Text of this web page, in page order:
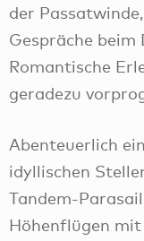
der
Gespräche
Romantische
geradezu
Abenteuerlich
idyllischen
Tandem-
Höhenflügen